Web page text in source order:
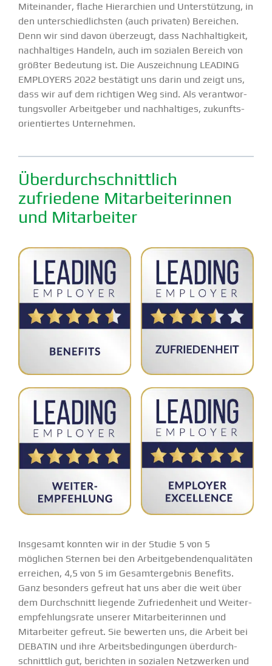
Mitein­ander, flache Hierar­chien und Unter­stützung, in
den unter­schied­lichsten (auch privaten) Bereichen.
Denn wir sind davon überzeugt, dass Nachhal­tigkeit,
nachhal­tiges Handeln, auch im sozialen Bereich von
größter Bedeutung ist. Die Auszeichnung LEADING
EMPLOYERS 2022 bestätigt uns darin und zeigt uns,
dass wir auf dem richtigen Weg sind. Als verant­wor­
tungs­voller Arbeit­geber und nachhal­tiges, zukunfts­
ori­en­tiertes Unter­nehmen.
Überdurch­schnittlich
zufriedene Mitar­bei­te­rinnen
und Mitar­beiter
Insgesamt konnten wir in der Studie 5 von 5
möglichen Sternen bei den Arbeit­ge­ben­denqua­li­täten
erreichen, 4,5 von 5 im Gesamt­ergebnis Benefits.
Ganz besonders gefreut hat uns aber die weit über
dem Durch­schnitt liegende Zufrie­denheit und Weiter­
emp­feh­lungsrate unserer Mitar­bei­te­rinnen und
Mitar­beiter gefreut. Sie bewerten uns, die Arbeit bei
DEBATIN und ihre Arbeits­be­din­gungen überdurch­
schnittlich gut, berichten in sozialen Netzwerken und